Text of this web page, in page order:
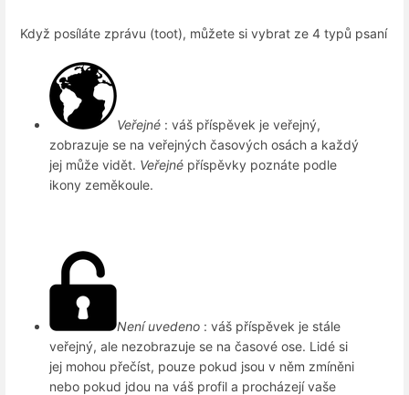
Když posíláte zprávu (toot), můžete si vybrat ze 4 typů psaní
Veřejné : váš příspěvek je veřejný,
zobrazuje se na veřejných časových osách a každý
jej může vidět. Veřejné příspěvky poznáte podle
ikony zeměkoule.
Není uvedeno : váš příspěvek je stále
veřejný, ale nezobrazuje se na časové ose. Lidé si
jej mohou přečíst, pouze pokud jsou v něm zmíněni
nebo pokud jdou na váš profil a procházejí vaše